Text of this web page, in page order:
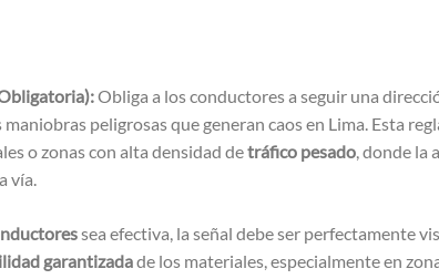
Obliga a los conductores a seguir una
maniobras peligrosas que generan caos en Lima. Esta
o zonas con alta densidad detráfico pesado, donde la
vía.
sea efectiva, la señal debe ser perfectamente
garantizadade los materiales, especialmente en